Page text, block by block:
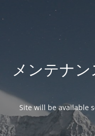
メンテナ
Site will be available